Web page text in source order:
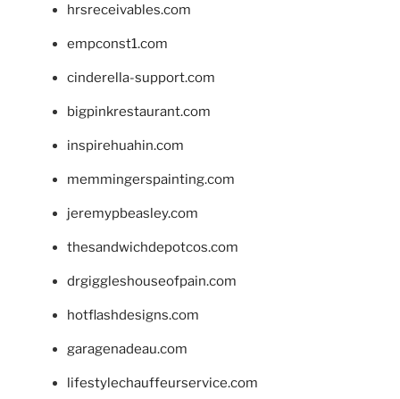
hrsreceivables.com
empconst1.com
cinderella-support.com
bigpinkrestaurant.com
inspirehuahin.com
memmingerspainting.com
jeremypbeasley.com
thesandwichdepotcos.com
drgiggleshouseofpain.com
hotflashdesigns.com
garagenadeau.com
lifestylechauffeurservice.com